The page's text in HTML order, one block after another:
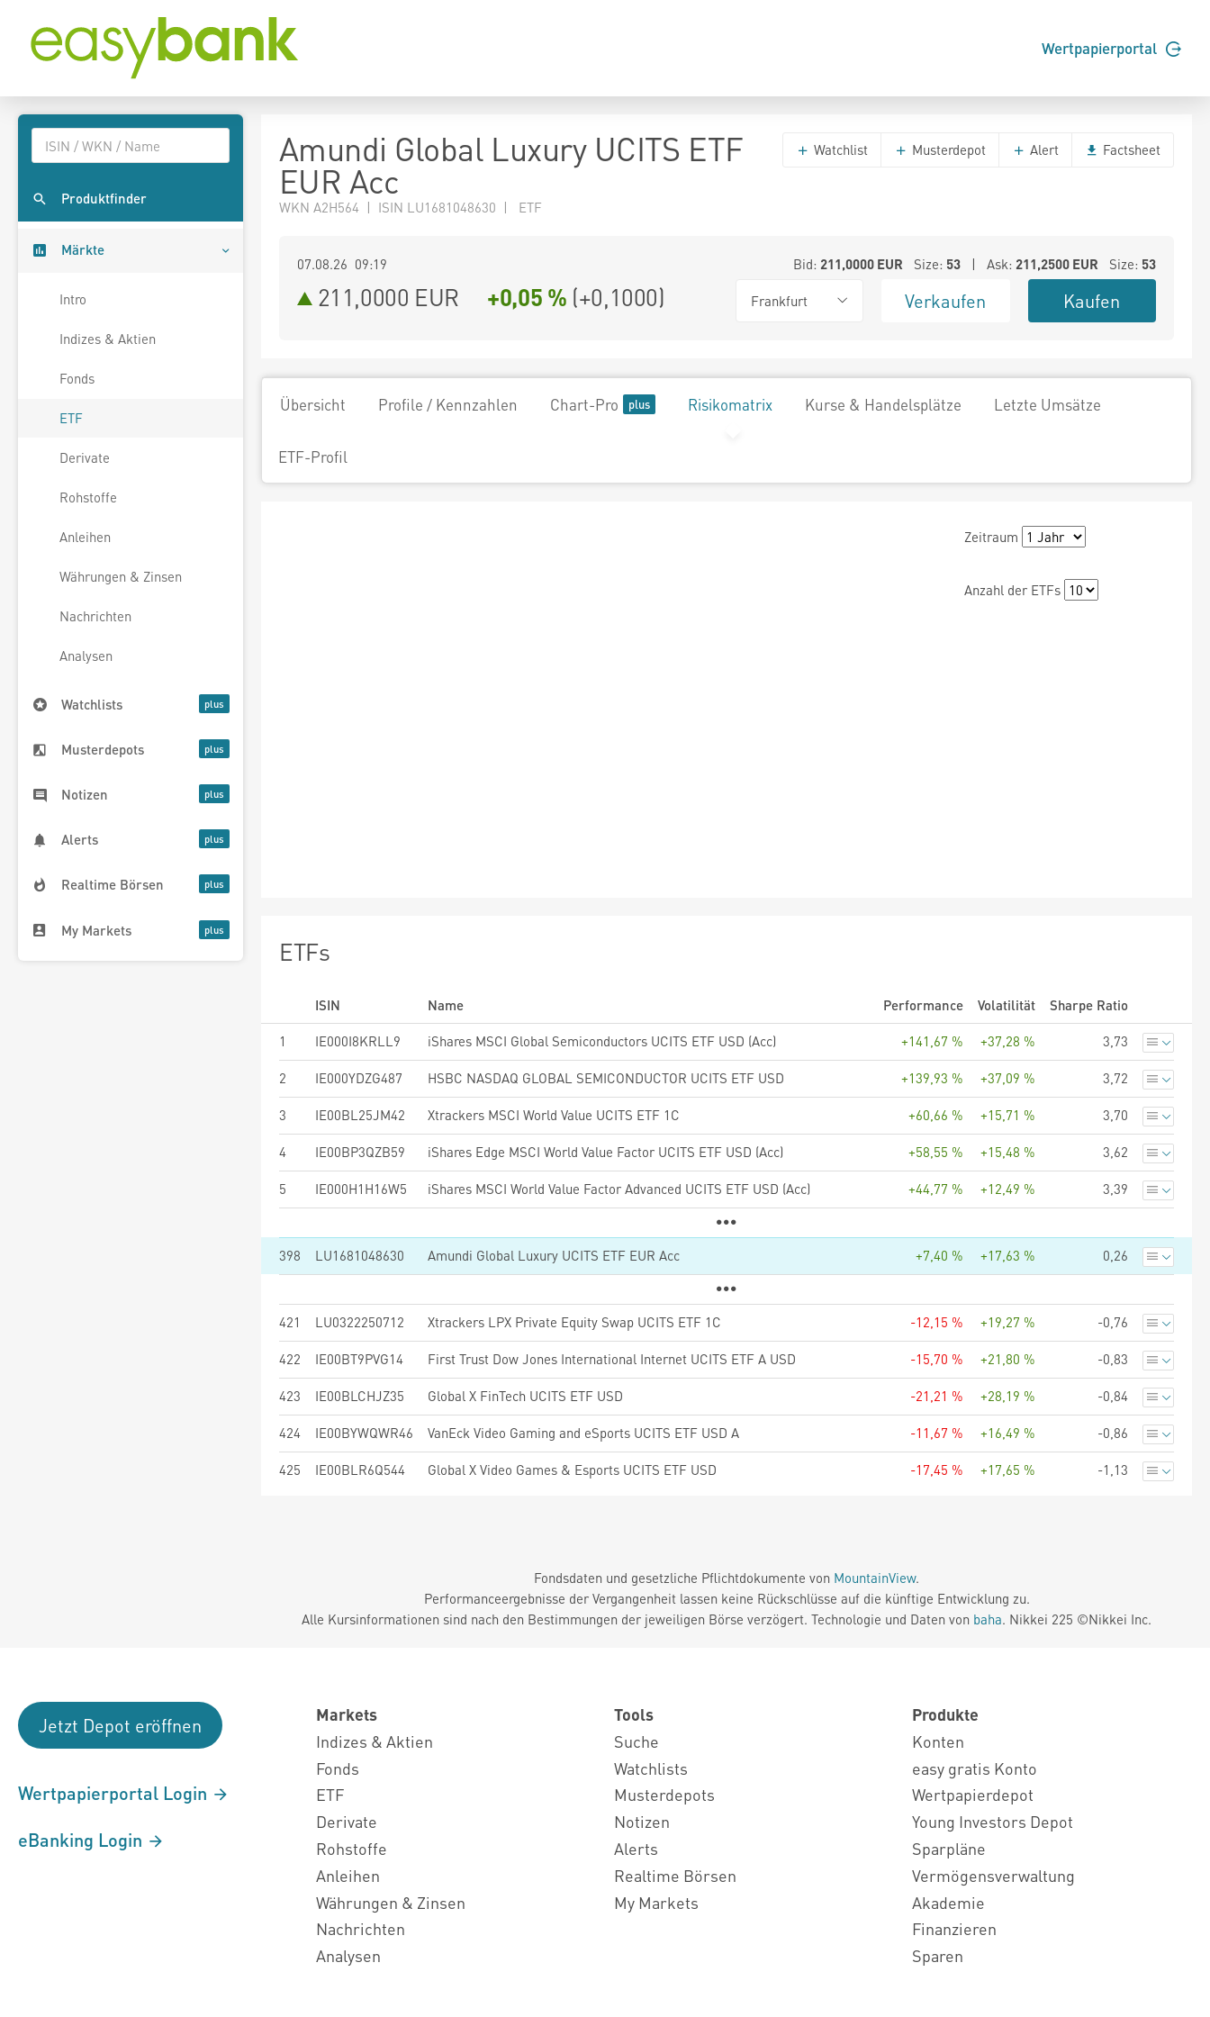
Wertpapierportal
Produktfinder
Märkte
Intro
Indizes & Aktien
Fonds
ETF
Derivate
Rohstoffe
Anleihen
Währungen & Zinsen
Nachrichten
Analysen
Watchlists
Musterdepots
Notizen
Alerts
Realtime Börsen
My Markets
Amundi Global Luxury UCITS ETF
EUR Acc
WKN A2H564 | ISIN LU1681048630 | ETF
Watchlist Musterdepot Alert Factsheet
07.08.26 09:19 Bid: 211,0000EUR Size: 53| Ask: 211,2500EUR Size: 53
211,0000 EUR +0,05 % (+0,1000) Frankfurt Verkaufen Kaufen
Übersicht Profile / Kennzahlen Chart-Pro Risikomatrix Kurse & Handelsplätze Letzte Umsätze
ETF-Profil
Zeitraum
Anzahl der ETFs
ETFs
ISIN Name Performance Volatilität
Sharpe Ratio
1
IE000I8KRLL9 iShares MSCI Global Semiconductors UCITS ETF USD (Acc) +141,67 % +37,28 % 3,73
2 IE000YDZG487 HSBC NASDAQ GLOBAL SEMICONDUCTOR UCITS ETF USD +139,93 % +37,09 % 3,72
3 IE00BL25JM42 Xtrackers MSCI World Value UCITS ETF 1C +60,66 % +15,71 % 3,70
4 IE00BP3QZB59 iShares Edge MSCI World Value Factor UCITS ETF USD (Acc) +58,55 % +15,48 % 3,62
5 IE000H1H16W5 iShares MSCI World Value Factor Advanced UCITS ETF USD (Acc) +44,77 % +12,49 % 3,39
398 LU1681048630 Amundi Global Luxury UCITS ETF EUR Acc +7,40 % +17,63 % 0,26
421 LU0322250712 Xtrackers LPX Private Equity Swap UCITS ETF 1C -12,15 % +19,27 % -0,76
422 IE00BT9PVG14 First Trust Dow Jones International Internet UCITS ETF A USD -15,70 % +21,80 % -0,83
423 IE00BLCHJZ35 Global X FinTech UCITS ETF USD -21,21 % +28,19 % -0,84
424 IE00BYWQWR46 VanEck Video Gaming and eSports UCITS ETF USD A -11,67 % +16,49 % -0,86
425 IE00BLR6Q544 Global X Video Games & Esports UCITS ETF USD -17,45 % +17,65 % -1,13
Fondsdaten und gesetzliche Pflichtdokumente von MountainView.
Performanceergebnisse der Vergangenheit lassen keine Rückschlüsse auf die künftige Entwicklung zu.
Alle Kursinformationen sind nach den Bestimmungen der jeweiligen Börse verzögert. Technologie und Daten von baha. Nikkei 225 ©Nikkei Inc.
Jetzt Depot eröffnen
Wertpapierportal Login
eBanking Login
Markets
Indizes & Aktien
Fonds
ETF
Derivate
Rohstoffe
Anleihen
Währungen & Zinsen
Nachrichten
Analysen
Tools
Suche
Watchlists
Musterdepots
Notizen
Alerts
Realtime Börsen
My Markets
Produkte
Konten
easy gratis Konto
Wertpapierdepot
Young Investors Depot
Sparpläne
Vermögensverwaltung
Akademie
Finanzieren
Sparen